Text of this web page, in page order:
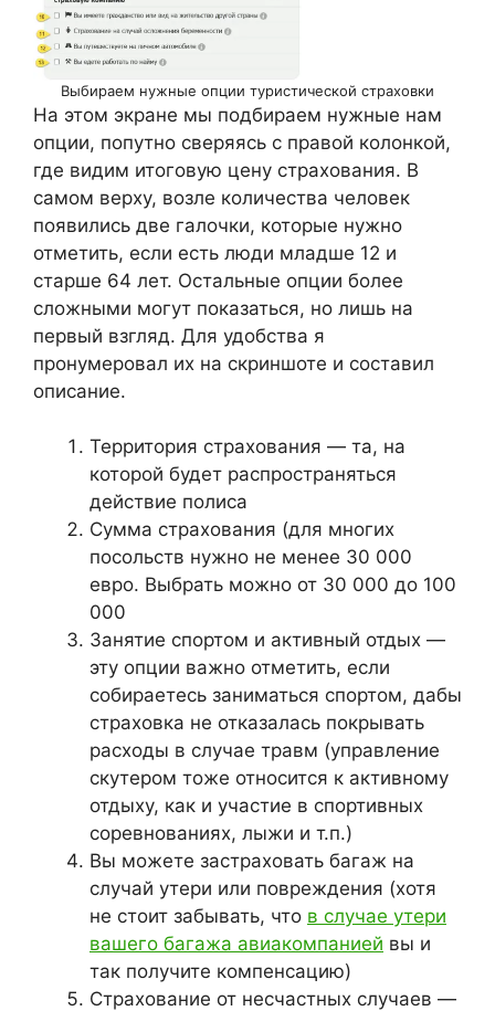
Выбираем нужные опции туристической страховки
На этом экране мы подбираем нужные нам
опции, попутно сверяясь с правой колонкой,
где видим итоговую цену страхования. В
самом верху, возле количества человек
появились две галочки, которые нужно
отметить, если есть люди младше 12 и
старше 64 лет. Остальные опции более
сложными могут показаться, но лишь на
первый взгляд. Для удобства я
пронумеровал их на скриншоте и составил
описание.
Территория страхования — та, на
которой будет распространяться
действие полиса
Сумма страхования (для многих
посольств нужно не менее 30 000
евро. Выбрать можно от 30 000 до 100
000
Занятие спортом и активный отдых —
эту опции важно отметить, если
собираетесь заниматься спортом, дабы
страховка не отказалась покрывать
расходы в случае травм (управление
скутером тоже относится к активному
отдыху, как и участие в спортивных
соревнованиях, лыжи и т.п.)
Вы можете застраховать багаж на
случай утери или повреждения (хотя
не стоит забывать, что в случае утери
вашего багажа авиакомпанией вы и
так получите компенсацию)
Страхование от несчастных случаев —